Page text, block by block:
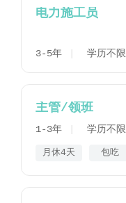
电力施工员
3-5年 学历不限
主管/领班
1-3年 学历不限
月休4天 包吃